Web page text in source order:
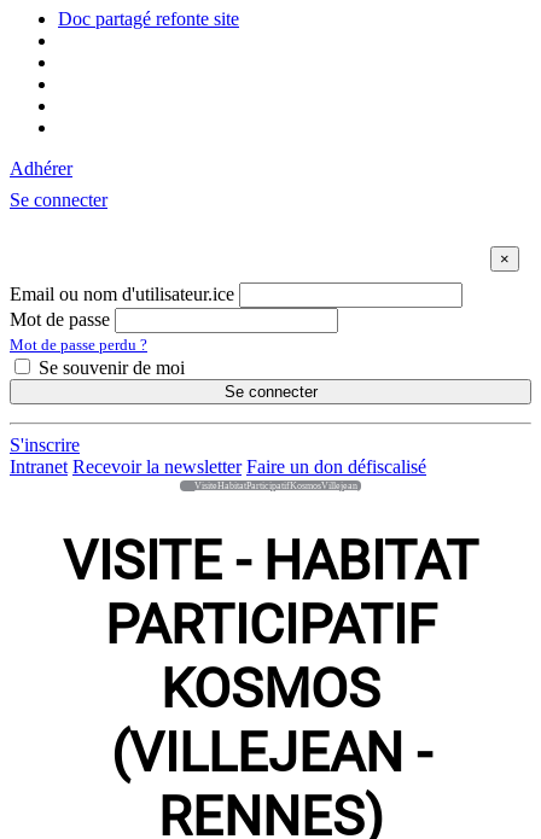
Doc partagé refonte site
Adhérer
Se connecter
Email ou nom d'utilisateur.ice
Mot de passe
Mot de passe perdu ?
Se souvenir de moi
Se connecter
S'inscrire
Intranet Recevoir la newsletter Faire un don défiscalisé
VisiteHabitatParticipatifKosmosVillejean
VISITE - HABITAT
PARTICIPATIF
KOSMOS
(VILLEJEAN -
RENNES)